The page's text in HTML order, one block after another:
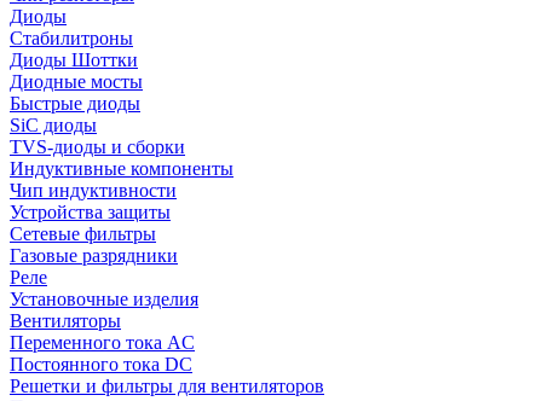
Диоды
Стабилитроны
Диоды Шоттки
Диодные мосты
Быстрые диоды
SiC диоды
TVS-диоды и сборки
Индуктивные компоненты
Чип индуктивности
Устройства защиты
Сетевые фильтры
Газовые разрядники
Реле
Установочные изделия
Вентиляторы
Переменного тока AC
Постоянного тока DC
Решетки и фильтры для вентиляторов